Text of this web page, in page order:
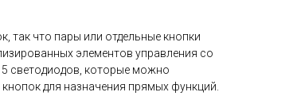
так что пары или отдельные кнопки
элементов управления со
светодиодов, которые можно
для назначения прямых функций.